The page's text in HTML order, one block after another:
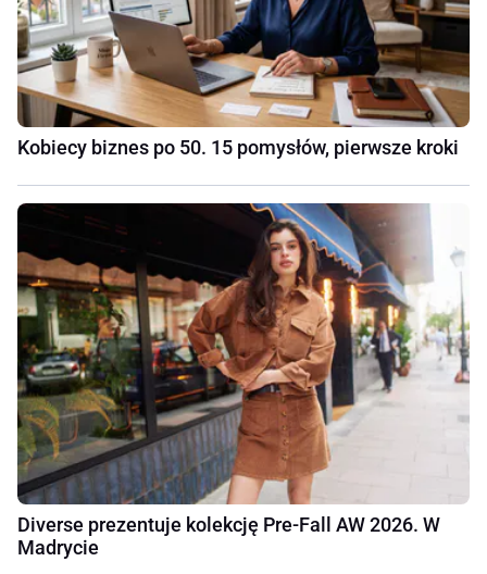
Kobiecy biznes po 50. 15 pomysłów, pierwsze kroki
Diverse prezentuje kolekcję Pre-Fall AW 2026. W
Madrycie